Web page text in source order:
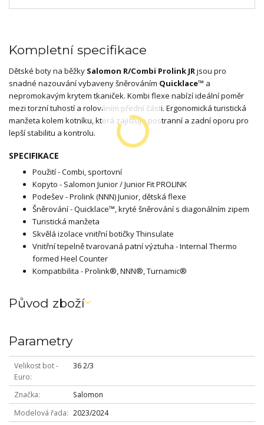
Kompletní specifikace
Dětské boty na běžky Salomon R/Combi Prolink JRjsou pro
snadné nazouvání vybaveny šněrováním Quicklace™ a
nepromokavým krytem tkaniček. Kombi flexe nabízí ideální poměr
mezi torzní tuhostí a rolováním přední části. Ergonomická turistická
manžeta kolem kotníku, která zajišťuje postranní a zadní oporu pro
lepší stabilitu a kontrolu.
SPECIFIKACE
Použití - Combi, sportovní
Kopyto - Salomon Junior / Junior Fit PROLINK
Podešev - Prolink (NNN) Junior, dětská flexe
Šněrování - Quicklace™, kryté šněrování s diagonálním zipem
Turistická manžeta
Skvělá izolace vnitřní botičky Thinsulate
Vnitřní tepelně tvarovaná patní výztuha - Internal Thermo
formed Heel Counter
Kompatibilita - Prolink®, NNN®, Turnamic®
Původ zboží
Parametry
Velikost bot -
Euro
36 2/3
Značka
Salomon
Modelová řada
2023/2024